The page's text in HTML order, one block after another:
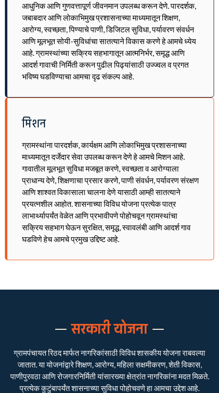
आधुनिक आणि गुणवत्तापूर्ण जीवनमान उपलब्ध करून देणे. पारदर्शक,
जबाबदार आणि लोकाभिमुख प्रशासनाच्या माध्यमातून शिक्षण,
आरोग्य, स्वच्छता, पिण्याचे पाणी, डिजिटल सुविधा, पर्यावरण संवर्धन
आणि मूलभूत सोयी-सुविधांचा सातत्याने विकास करणे हे आमचे ध्येय
आहे. ग्रामस्थांच्या सक्रिय सहभागातून आत्मनिर्भर, समृद्ध आणि
आदर्श गावाची निर्मिती करून पुढील पिढ्यांसाठी उज्ज्वल व प्रगत
भविष्य घडविण्याचा आमचा दृढ संकल्प आहे.
मिशन
ग्रामस्थांना पारदर्शक, कार्यक्षम आणि लोकाभिमुख प्रशासनाच्या
माध्यमातून दर्जेदार सेवा उपलब्ध करून देणे हे आमचे मिशन आहे.
गावातील मूलभूत सुविधा मजबूत करणे, स्वच्छता व आरोग्याला
प्राधान्य देणे, शिक्षणाचा प्रसार करणे, पाणी संवर्धन, पर्यावरण संरक्षण
आणि शाश्वत विकासाला चालना देणे यासाठी आम्ही सातत्याने
प्रयत्नशील आहोत. शासनाच्या विविध योजना प्रत्येक पात्र
लाभार्थ्यापर्यंत वेळेत आणि प्रभावीपणे पोहोचवून ग्रामस्थांचा
सक्रिय सहभाग घेऊन सुरक्षित, समृद्ध, स्वावलंबी आणि आदर्श गाव
घडविणे हेच आमचे प्रमुख उद्दिष्ट आहे.
सरकारी योजना
ग्रामपंचायत रिठद मार्फत नागरिकांसाठी विविध शासकीय योजना राबवल्या
जातात. या योजनांद्वारे शिक्षण, आरोग्य, महिला सक्षमीकरण, शेती विकास,
पाणीपुरवठा आणि रोजगारनिर्मिती यांसारख्या क्षेत्रांत नागरिकांना मदत मिळते.
प्रत्येक कुटुंबापर्यंत शासनाच्या सुविधा पोहोचवणे हा आमचा उद्देश आहे.